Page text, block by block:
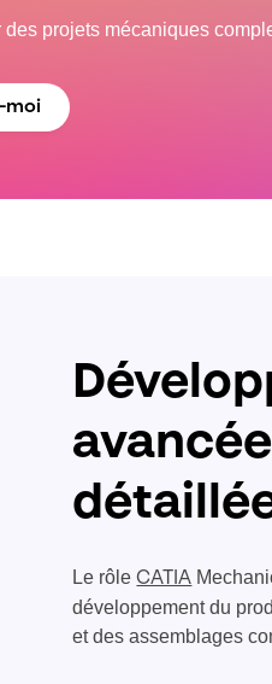
des projets mécaniques
moi
Le rôleCATIA
développement du
et des assemblages